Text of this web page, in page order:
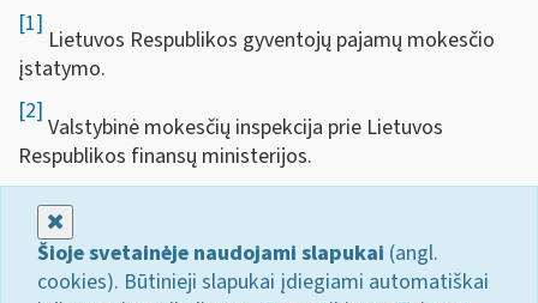
[1]
Lietuvos Respublikos gyventojų pajamų mokesčio
įstatymo.
[2]
Valstybinė mokesčių inspekcija prie Lietuvos
Respublikos finansų ministerijos.
Šioje svetainėje naudojami slapukai (angl.
cookies). Būtinieji slapukai įdiegiami automatiškai